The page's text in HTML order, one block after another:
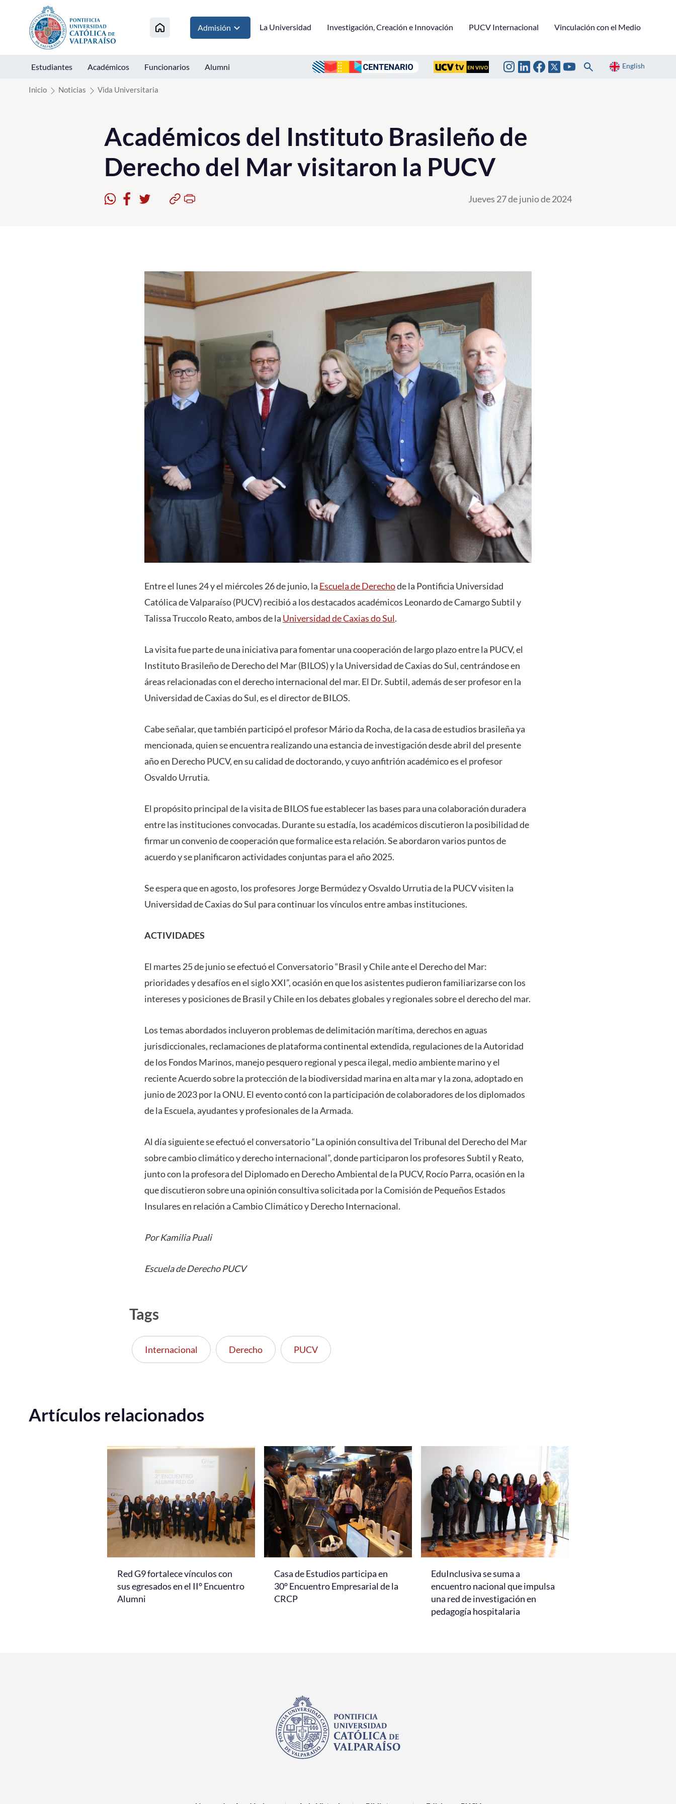
Click acá para ir directamente al contenido
Admisión La Universidad Investigación, Creación e Innovación PUCV Internacional Vinculación con el Medio
Estudiantes Académicos Funcionarios Alumni English
Inicio Noticias Vida Universitaria
Académicos del Instituto Brasileño de
Derecho del Mar visitaron la PUCV
Jueves 27 de junio de 2024
Entre el lunes 24 y el miércoles 26 de junio, la Escuela de Derechode la Pontificia Universidad
Católica de Valparaíso (PUCV) recibió a los destacados académicos Leonardo de Camargo Subtil y
Talissa Truccolo Reato, ambos de la Universidad de Caxias do Sul.
La visita fue parte de una iniciativa para fomentar una cooperación de largo plazo entre la PUCV, el
Instituto Brasileño de Derecho del Mar (BILOS) y la Universidad de Caxias do Sul, centrándose en
áreas relacionadas con el derecho internacional del mar. El Dr. Subtil, además de ser profesor en la
Universidad de Caxias do Sul, es el director de BILOS.
Cabe señalar, que también participó el profesor Mário da Rocha, de la casa de estudios brasileña ya
mencionada, quien se encuentra realizando una estancia de investigación desde abril del presente
año en Derecho PUCV, en su calidad de doctorando, y cuyo anfitrión académico es el profesor
Osvaldo Urrutia.
El propósito principal de la visita de BILOS fue establecer las bases para una colaboración duradera
entre las instituciones convocadas. Durante su estadía, los académicos discutieron la posibilidad de
firmar un convenio de cooperación que formalice esta relación. Se abordaron varios puntos de
acuerdo y se planificaron actividades conjuntas para el año 2025.
Se espera que en agosto, los profesores Jorge Bermúdez y Osvaldo Urrutia de la PUCV visiten la
Universidad de Caxias do Sul para continuar los vínculos entre ambas instituciones.
ACTIVIDADES
El martes 25 de junio se efectuó el Conversatorio “Brasil y Chile ante el Derecho del Mar:
prioridades y desafíos en el siglo XXI”, ocasión en que los asistentes pudieron familiarizarse con los
intereses y posiciones de Brasil y Chile en los debates globales y regionales sobre el derecho del mar.
Los temas abordados incluyeron problemas de delimitación marítima, derechos en aguas
jurisdiccionales, reclamaciones de plataforma continental extendida, regulaciones de la Autoridad
de los Fondos Marinos, manejo pesquero regional y pesca ilegal, medio ambiente marino y el
reciente Acuerdo sobre la protección de la biodiversidad marina en alta mar y la zona, adoptado en
junio de 2023 por la ONU. El evento contó con la participación de colaboradores de los diplomados
de la Escuela, ayudantes y profesionales de la Armada.
Al día siguiente se efectuó el conversatorio “La opinión consultiva del Tribunal del Derecho del Mar
sobre cambio climático y derecho internacional”, donde participaron los profesores Subtil y Reato,
junto con la profesora del Diplomado en Derecho Ambiental de la PUCV, Rocío Parra, ocasión en la
que discutieron sobre una opinión consultiva solicitada por la Comisión de Pequeños Estados
Insulares en relación a Cambio Climático y Derecho Internacional.
Por Kamilia Puali
Escuela de Derecho PUCV
Tags
Internacional Derecho PUCV
Artículos relacionados
Red G9 fortalece vínculos con
sus egresados en el II° Encuentro
Alumni
Casa de Estudios participa en
30° Encuentro Empresarial de la
CRCP
EduInclusiva se suma a
encuentro nacional que impulsa
una red de investigación en
pedagogía hospitalaria